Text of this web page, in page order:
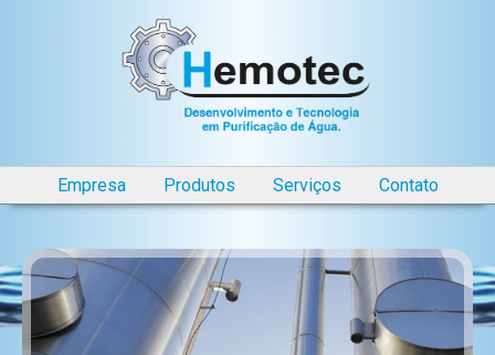
Empresa Produtos Serviços Contato